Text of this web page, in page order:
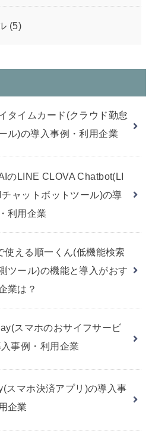
(5)
タイムカード(クラウド勤怠
ル)の導入事例・利用企業
のLINE CLOVA Chatbot(LI
ャットボットツール)の導
利用企業
使える順一くん(低機能検索
ツール)の機能と導入がおす
業は？
スマホのおサイフサービ
事例・利用企業
スマホ決済アプリ)の導入事
企業